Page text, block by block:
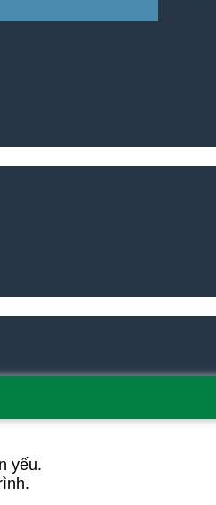
yếu.